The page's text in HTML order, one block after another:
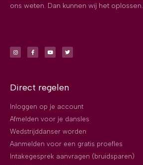
ons weten. Dan kunnen wij het oplossen.
Direct regelen
Inloggen op je account
Afmelden voor je dansles
Wedstrijddanser worden
Aanmelden voor een gratis proefles
Intakegesprek aanvragen (bruidsparen)